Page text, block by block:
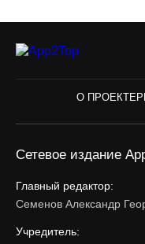
О ПРОЕКТЕ
Сетевое издание
Главный редактор:
Семенов Александр
Учредитель: